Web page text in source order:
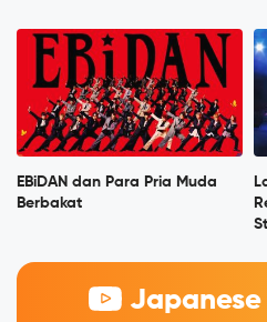
EBiDAN dan Para Pria Muda
Berbakat
Japanese